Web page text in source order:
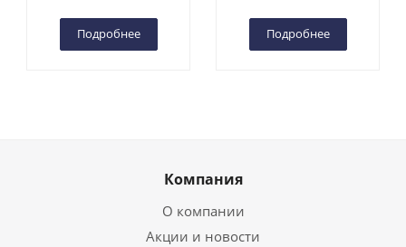
Подробнее Подробнее
Компания
О компании
Акции и новости